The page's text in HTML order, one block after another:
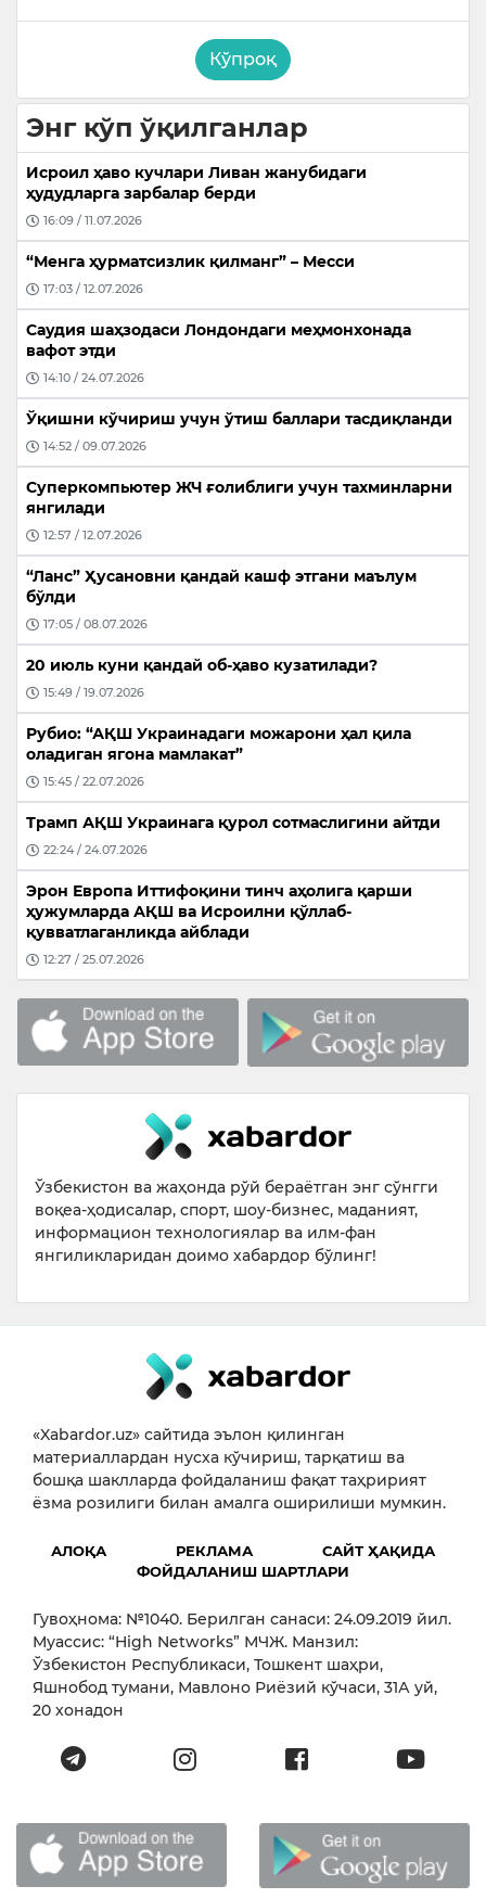
Кўпроқ
Энг кўп ўқилганлар
Исроил ҳаво кучлари Ливан жанубидаги
ҳудудларга зарбалар берди
16:09 / 11.07.2026
“Менга ҳурматсизлик қилманг” – Месси
17:03 / 12.07.2026
Саудия шаҳзодаси Лондондаги меҳмонхонада
вафот этди
14:10 / 24.07.2026
Ўқишни кўчириш учун ўтиш баллари тасдиқланди
14:52 / 09.07.2026
Суперкомпьютер ЖЧ ғолиблиги учун тахминларни
янгилади
12:57 / 12.07.2026
“Ланс” Ҳусановни қандай кашф этгани маълум
бўлди
17:05 / 08.07.2026
20 июль куни қандай об-ҳаво кузатилади?
15:49 / 19.07.2026
Рубио: “АҚШ Украинадаги можарони ҳал қила
оладиган ягона мамлакат”
15:45 / 22.07.2026
Трамп АҚШ Украинага қурол сотмаслигини айтди
22:24 / 24.07.2026
Эрон Европа Иттифоқини тинч аҳолига қарши
ҳужумларда АҚШ ва Исроилни қўллаб-
қувватлаганликда айблади
12:27 / 25.07.2026
Ўзбекистон ва жаҳонда рўй бераётган энг сўнгги
воқеа-ҳодисалар, спорт, шоу-бизнес, маданият,
информацион технологиялар ва илм-фан
янгиликларидан доимо хабардор бўлинг!
«Xabardor.uz» сайтида эълон қилинган
материаллардан нусха кўчириш, тарқатиш ва
бошқа шаклларда фойдаланиш фақат таҳририят
ёзма розилиги билан амалга оширилиши мумкин.
АЛОҚА РЕКЛАМА
САЙТ ҲАҚИДА
ФОЙДАЛАНИШ ШАРТЛАРИ
Гувоҳнома: №1040. Берилган санаси: 24.09.2019 йил.
Муассис: “High Networks” МЧЖ. Манзил:
Ўзбекистон Республикаси, Тошкент шаҳри,
Яшнобод тумани, Мавлоно Риёзий кўчаси, 31А уй,
20 хонадон